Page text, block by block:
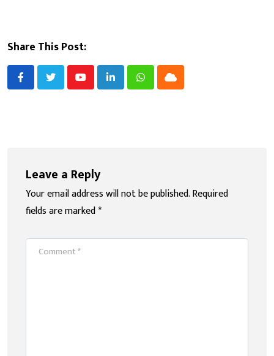
Share This Post:
YoutubeLinkedInWhatsappCloud
Leave a Reply
Your email address will not be published.Required
fields are marked*